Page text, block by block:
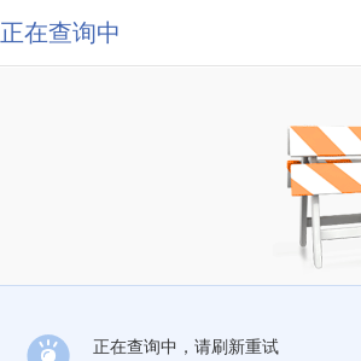
正在查询中
正在查询中，请刷新重试